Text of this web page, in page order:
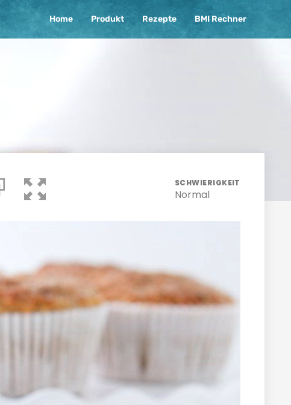
Home Produkt Rezepte BMI Rechner
SCHWIERIGKEIT
Normal